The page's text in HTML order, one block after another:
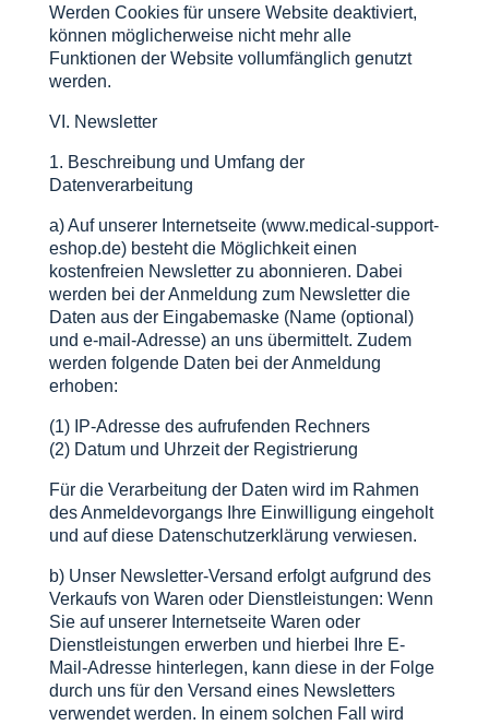
Werden Cookies für unsere Website deaktiviert,
können möglicherweise nicht mehr alle
Funktionen der Website vollumfänglich genutzt
werden.
VI. Newsletter
1. Beschreibung und Umfang der
Datenverarbeitung
a) Auf unserer Internetseite (www.medical-support-
eshop.de) besteht die Möglichkeit einen
kostenfreien Newsletter zu abonnieren. Dabei
werden bei der Anmeldung zum Newsletter die
Daten aus der Eingabemaske (Name (optional)
und e-mail-Adresse) an uns übermittelt. Zudem
werden folgende Daten bei der Anmeldung
erhoben:
(1) IP-Adresse des aufrufenden Rechners
(2) Datum und Uhrzeit der Registrierung
Für die Verarbeitung der Daten wird im Rahmen
des Anmeldevorgangs Ihre Einwilligung eingeholt
und auf diese Datenschutzerklärung verwiesen.
b) Unser Newsletter-Versand erfolgt aufgrund des
Verkaufs von Waren oder Dienstleistungen: Wenn
Sie auf unserer Internetseite Waren oder
Dienstleistungen erwerben und hierbei Ihre E-
Mail-Adresse hinterlegen, kann diese in der Folge
durch uns für den Versand eines Newsletters
verwendet werden. In einem solchen Fall wird